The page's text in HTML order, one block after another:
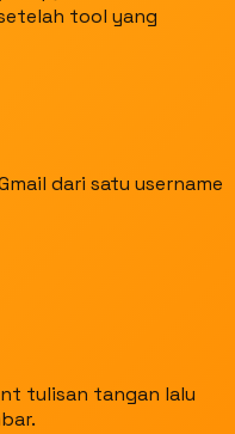
tool yang
dari satu username
tulisan tangan lalu